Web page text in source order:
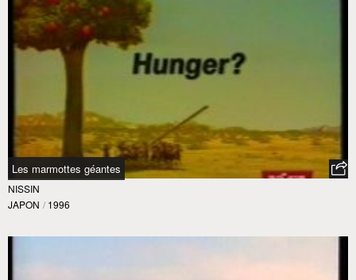
Les marmottes géantes
NISSIN
JAPON / 1996